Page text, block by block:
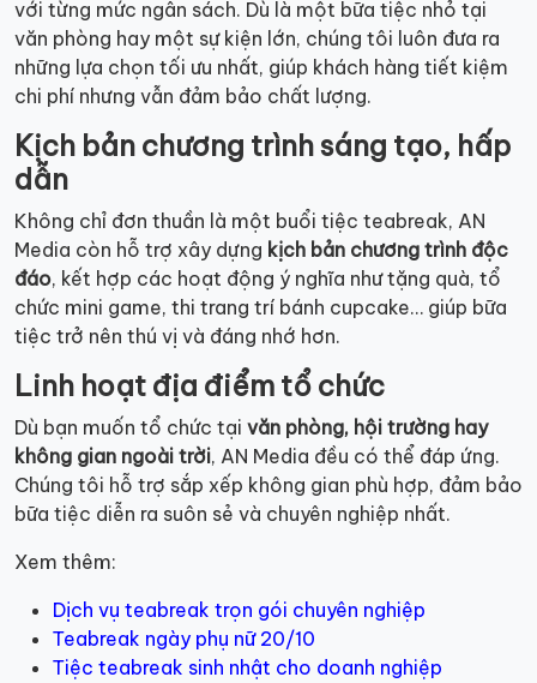
với từng mức ngân sách. Dù là một bữa tiệc nhỏ tại
văn phòng hay một sự kiện lớn, chúng tôi luôn đưa ra
những lựa chọn tối ưu nhất, giúp khách hàng tiết kiệm
chi phí nhưng vẫn đảm bảo chất lượng.
Kịch bản chương trình sáng tạo, hấp
dẫn
Không chỉ đơn thuần là một buổi tiệc teabreak, AN
Media còn hỗ trợ xây dựng kịch bản chương trình độc
đáo, kết hợp các hoạt động ý nghĩa như tặng quà, tổ
chức mini game, thi trang trí bánh cupcake… giúp bữa
tiệc trở nên thú vị và đáng nhớ hơn.
Linh hoạt địa điểm tổ chức
Dù bạn muốn tổ chức tại văn phòng, hội trường hay
không gian ngoài trời, AN Media đều có thể đáp ứng.
Chúng tôi hỗ trợ sắp xếp không gian phù hợp, đảm bảo
bữa tiệc diễn ra suôn sẻ và chuyên nghiệp nhất.
Xem thêm:
Dịch vụ teabreak trọn gói chuyên nghiệp
Teabreak ngày phụ nữ 20/10
Tiệc teabreak sinh nhật cho doanh nghiệp